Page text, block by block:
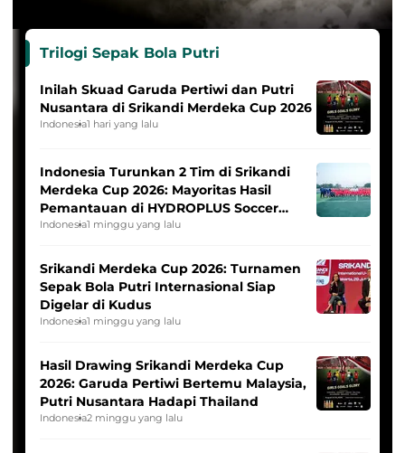
Trilogi Sepak Bola Putri
Inilah Skuad Garuda Pertiwi dan Putri
Nusantara di Srikandi Merdeka Cup 2026
Indonesia1 hari yang lalu
Indonesia Turunkan 2 Tim di Srikandi
Merdeka Cup 2026: Mayoritas Hasil
Pemantauan di HYDROPLUS Soccer
League
Indonesia1 minggu yang lalu
Srikandi Merdeka Cup 2026: Turnamen
Sepak Bola Putri Internasional Siap
Digelar di Kudus
Indonesia1 minggu yang lalu
Hasil Drawing Srikandi Merdeka Cup
2026: Garuda Pertiwi Bertemu Malaysia,
Putri Nusantara Hadapi Thailand
Indonesia2 minggu yang lalu